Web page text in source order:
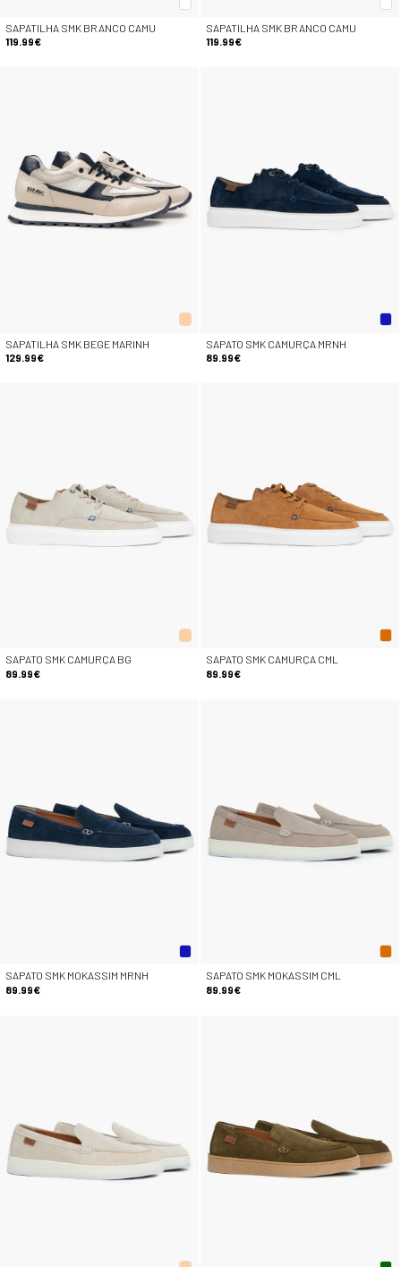
SAPATILHA SMK BRANCO CAMU
119.99€
SAPATILHA SMK BRANCO CAMU
119.99€
SAPATILHA SMK BEGE MARINH
129.99€
SAPATO SMK CAMURÇA MRNH
89.99€
SAPATO SMK CAMURÇA BG
89.99€
SAPATO SMK CAMURÇA CML
89.99€
SAPATO SMK MOKASSIM MRNH
89.99€
SAPATO SMK MOKASSIM CML
89.99€